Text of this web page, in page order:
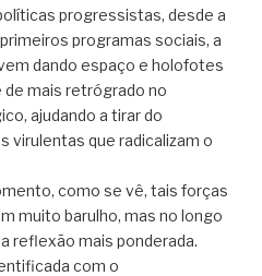
progressistas, desde a
programas sociais, a
dando espaço e holofotes
de mais retrógrado no
ajudando a tirar do
virulentas que radicalizam o
como se vê, tais forças
muito barulho, mas no longo
reflexão mais ponderada.
com o